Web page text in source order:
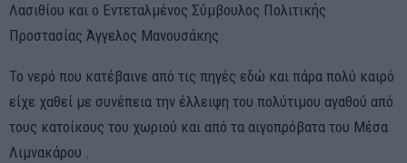
Λασιθίου και ο Εντεταλμένος Σύμβουλος Πολιτικής
Προστασίας Άγγελος Μανουσάκης
Το νερό που κατέβαινε από τις πηγές εδώ και πάρα πολύ καιρό
είχε χαθεί με συνέπεια την έλλειψη του πολύτιμου αγαθού από
τους κατοίκους του χωριού και από τα αιγοπρόβατα του Μέσα
Λιμνακάρου .